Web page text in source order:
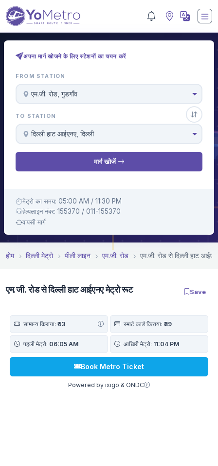
अपना मार्ग खोजने के लिए स्टेशनों का चयन करें
FROM STATION
एम.जी. रोड, गुडगाँव
TO STATION
दिल्ली हाट आईएनए, दिल्ली
मार्ग खोजें
मेट्रो का समय: 05:00 AM / 11:30 PM
हेल्पलाइन नंबर: 155370 / 011-155370
वापसी मार्ग
होम दिल्ली मेट्रो पीली लाइन एम.जी. रोड एम.जी. रोड से दिल्ली हाट
एम.जी. रोड से दिल्ली हाट आईएनए मेट्रो रूट Save
सामान्य किराया: ₹43 स्मार्ट कार्ड किराया: ₹39
पहली मेट्रो: 06:05 AM आखिरी मेट्रो: 11:04 PM
Book Metro Ticket
Powered by ixigo & ONDC